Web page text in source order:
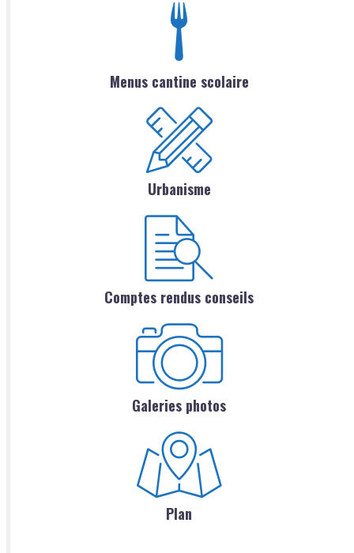
Menus cantine scolaire
Urbanisme
Comptes rendus conseils
Galeries photos
Plan